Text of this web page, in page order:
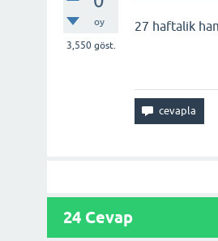
oy
3,550göst.
27 haftalik
24 Cevap